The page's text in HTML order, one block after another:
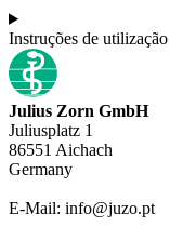
Instruções de utilização
Julius Zorn GmbH
Juliusplatz 1
86551 Aichach
Germany
E-Mail: info@juzo.pt